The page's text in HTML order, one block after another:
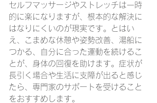
セルフマッサージやストレッチは一時
的に楽になりますが、根本的な解決に
はなりにくいのが現実です。とはい
え、こまめな休憩や姿勢改善、湯船に
つかる、自分に合った運動を続けるこ
とが、身体の回復を助けます。症状が
長引く場合や生活に支障が出ると感じ
たら、専門家のサポートを受けること
をおすすめします。